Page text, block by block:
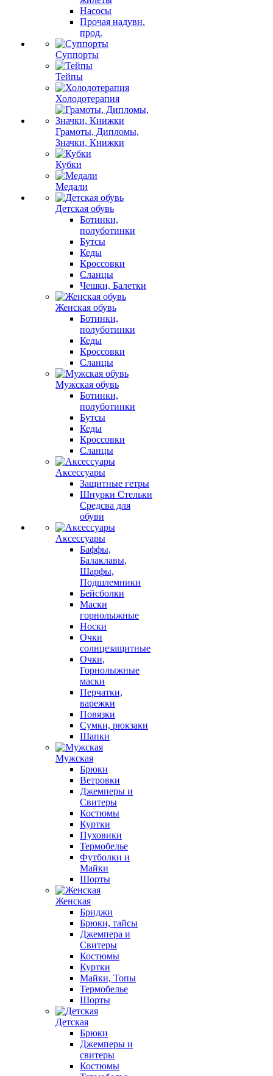
Насосы
Прочая надувн.
прод.
Суппорты
Тейпы
Холодотерапия
Грамоты, Дипломы,
Значки, Книжки
Кубки
Медали
Детская обувь
Ботинки,
полуботинки
Бутсы
Кеды
Кроссовки
Сланцы
Чешки, Балетки
Женская обувь
Ботинки,
полуботинки
Кеды
Кроссовки
Сланцы
Мужская обувь
Ботинки,
полуботинки
Бутсы
Кеды
Кроссовки
Сланцы
Аксессуары
Защитные гетры
Шнурки Стельки
Средсва для
обуви
Аксессуары
Баффы,
Балаклавы,
Шарфы,
Подшлемники
Бейсболки
Маски
горнолыжные
Носки
Очки
солнцезащитные
Очки,
Горнолыжные
маски
Перчатки,
варежки
Повязки
Сумки, рюкзаки
Шапки
Мужская
Брюки
Ветровки
Джемперы и
Свитеры
Костюмы
Куртки
Пуховики
Термобелье
Футболки и
Майки
Шорты
Женская
Бриджи
Брюки, тайсы
Джемпера и
Свитеры
Костюмы
Куртки
Майки, Топы
Термобелье
Шорты
Детская
Брюки
Джемперы и
свитеры
Костюмы